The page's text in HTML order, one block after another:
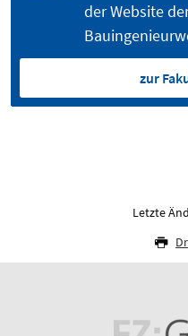
der Website
zur
Letzte